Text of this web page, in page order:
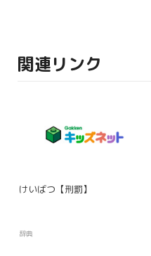
関連リンク
けいばつ【刑罰】
辞典